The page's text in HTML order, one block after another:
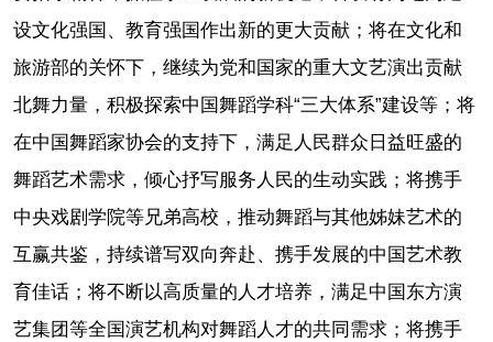
设文化强国、教育强国作出新的更大贡献；将在文化和
旅游部的关怀下，继续为党和国家的重大文艺演出贡献
北舞力量，积极探索中国舞蹈学科“三大体系”建设等；将
在中国舞蹈家协会的支持下，满足人民群众日益旺盛的
舞蹈艺术需求，倾心抒写服务人民的生动实践；将携手
中央戏剧学院等兄弟高校，推动舞蹈与其他姊妹艺术的
互赢共鉴，持续谱写双向奔赴、携手发展的中国艺术教
育佳话；将不断以高质量的人才培养，满足中国东方演
艺集团等全国演艺机构对舞蹈人才的共同需求；将携手